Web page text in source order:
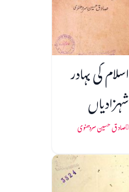
اسلام کی بہادر
شہزادیاں
صادق حسین سردھنوی